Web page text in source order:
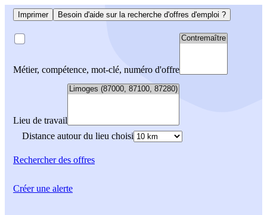
Imprimer Besoin d'aide sur la recherche d'offres d'emploi ?
Métier, compétence, mot-clé, numéro d'offre
Lieu de travail
Distance autour du lieu choisi
Rechercherdes offres
Créer une alerte